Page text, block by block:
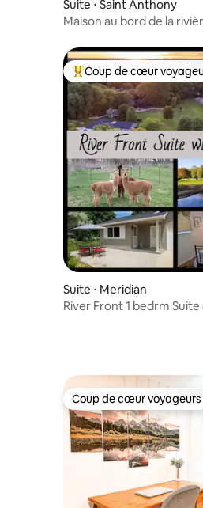
Suite ⋅ Saint Anthony
Maison au bord de la
Coups de cœur
Coup de cœur
Suite ⋅ Meridian
River Front 1 bedrm Suite
Coup de cœur voyageurs
Coup de cœur voyageurs